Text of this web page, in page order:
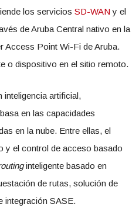
los servicios SD-WANy el
de Aruba Central nativo en la
Access Point Wi-Fi de Aruba.
o dispositivo en el sitio remoto.
artificial,
en las capacidades
en la nube. Entre ellas, el
y el control de acceso basado
inteligente basado en
de rutas, solución de
integración SASE.